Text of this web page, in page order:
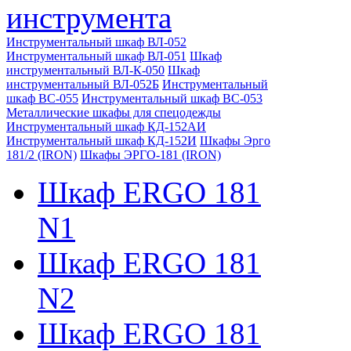
инструмента
Инструментальный шкаф ВЛ-052
Инструментальный шкаф ВЛ-051 Шкаф
инструментальный ВЛ-К-050 Шкаф
инструментальный ВЛ-052Б Инструментальный
шкаф ВС-055 Инструментальный шкаф ВС-053
Металлические шкафы для спецодежды
Инструментальный шкаф КД-152АИ
Инструментальный шкаф КД-152И Шкафы Эрго
181/2 (IRON) Шкафы ЭРГО-181 (IRON)
Шкаф ERGO 181
N1
Шкаф ERGO 181
N2
Шкаф ERGO 181